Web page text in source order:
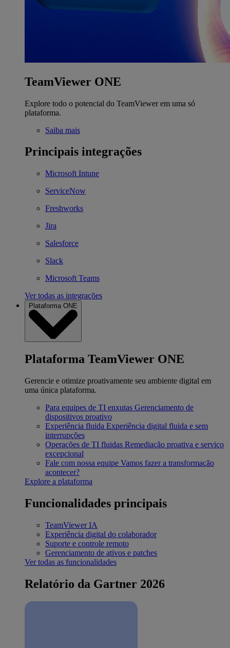
TeamViewer ONE
Explore todo o potencial do TeamViewer em uma só
plataforma.
Saiba mais
Principais integrações
Microsoft Intune
ServiceNow
Freshworks
Jira
Salesforce
Slack
Microsoft Teams
Ver todas as integrações
Plataforma ONE
Plataforma TeamViewer ONE
Gerencie e otimize proativamente seu ambiente digital em
uma única plataforma.
Para equipes de TI enxutas Gerenciamento de
dispositivos proativo
Experiência fluida Experiência digital fluida e sem
interrupções
Operações de TI fluidas Remediação proativa e serviço
excepcional
Fale com nossa equipe Vamos fazer a transformação
acontecer?
Explore a plataforma
Funcionalidades principais
TeamViewer IA
Experiência digital do colaborador
Suporte e controle remoto
Gerenciamento de ativos e patches
Ver todas as funcionalidades
Relatório da Gartner 2026